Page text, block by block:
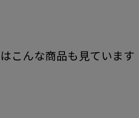
こんな商品も見ています